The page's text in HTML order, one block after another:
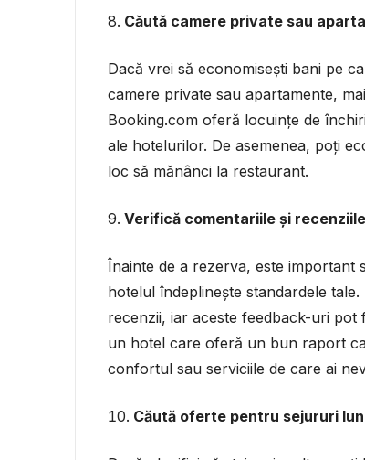
Căută camere private sau
Dacă vrei să economisești bani pe
camere private sau apartamente,
Booking.com oferă locuințe de
ale hotelurilor. De asemenea, poți
loc să mănânci la restaurant.
Verifică comentariile și
Înainte de a rezerva, este important
hotelul îndeplinește standardele
recenzii, iar aceste feedback-uri
un hotel care oferă un bun raport
confortul sau serviciile de care ai
Căută oferte pentru sejururi